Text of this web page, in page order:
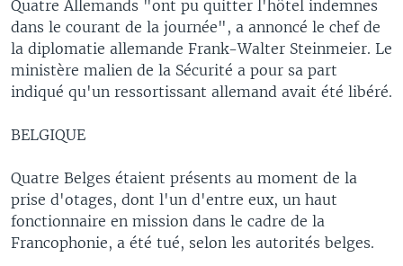
Quatre Allemands "ont pu quitter l'hôtel indemnes
dans le courant de la journée", a annoncé le chef de
la diplomatie allemande Frank-Walter Steinmeier. Le
ministère malien de la Sécurité a pour sa part
indiqué qu'un ressortissant allemand avait été libéré.
BELGIQUE
Quatre Belges étaient présents au moment de la
prise d'otages, dont l'un d'entre eux, un haut
fonctionnaire en mission dans le cadre de la
Francophonie, a été tué, selon les autorités belges.